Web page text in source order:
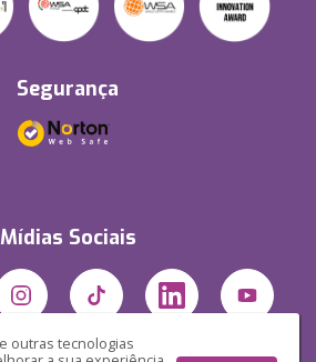
outras tecnologias
Segurança
Mídias Sociais